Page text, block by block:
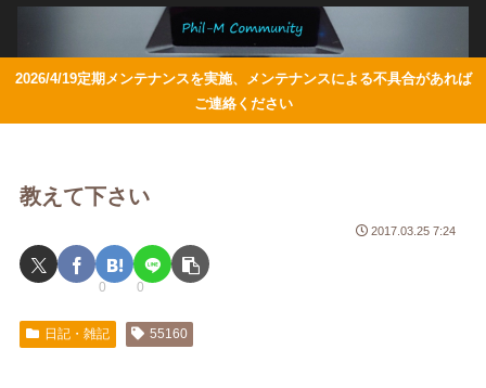
2026/4/19定期メンテナンスを実施、メンテナンスによる不具合があれば
ご連絡ください
教えて下さい
2017.03.25 7:24
0 0
日記・雑記 55160